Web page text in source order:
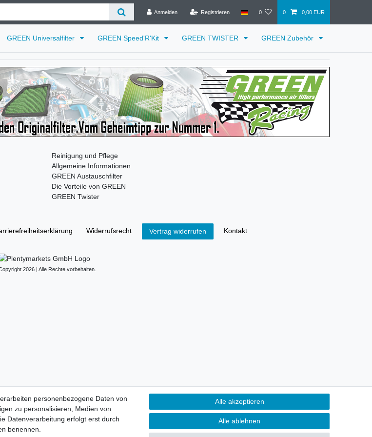
Anmelden Registrieren 0 0 0,00 EUR
GREEN Universalfilter GREEN Speed'R'Kit GREEN TWISTER GREEN Zubehör
Reinigung und Pflege
Allgemeine Informationen
GREEN Austauschfilter
Die Vorteile von GREEN
GREEN Twister
Widerrufs­recht Vertrag widerrufen Kontakt
2026 | Alle Rechte vorbehalten.
personenbezogene Daten von
zu personalisieren, Medien von
Datenverarbeitung erfolgt erst durch
benennen.
Alle akzeptieren
Alle ablehnen